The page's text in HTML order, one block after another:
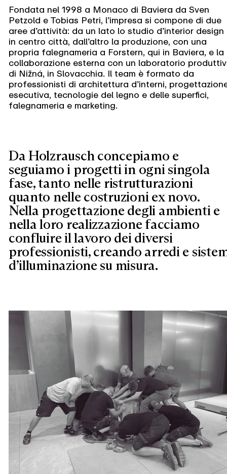
Fondata nel 1998 a Monaco di Baviera da Sven
Petzold e Tobias Petri, l’impresa si compone di due
aree d’attività: da un lato lo studio d’interior design
in centro città, dall’altro la produzione, con una
propria falegnameria a Forstern, qui in Baviera, e la
collaborazione esterna con un laboratorio
di Nižná, in Slovacchia. Il team è formato da
professionisti di architettura d’interni,
esecutiva, tecnologie del legno e delle superfici,
falegnameria e marketing.
Da Holzrausch concepiamo e
seguiamo i progetti in ogni singola
fase, tanto nelle ristrutturazioni
quanto nelle costruzioni ex novo.
Nella progettazione degli ambienti e
nella loro realizzazione facciamo
confluire il lavoro dei diversi
professionisti, creando arredi e
d’illuminazione su misura.